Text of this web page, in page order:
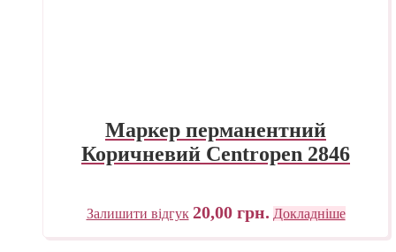
Маркер перманентний
Коричневий Centropen 2846
Залишити відгук 20,00 грн. Докладніше